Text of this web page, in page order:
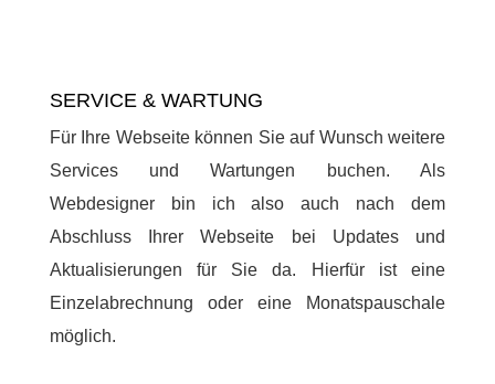
SERVICE & WARTUNG
Für Ihre Webseite können Sie auf Wunsch weitere
Services und Wartungen buchen. Als
Webdesigner bin ich also auch nach dem
Abschluss Ihrer Webseite bei Updates und
Aktualisierungen für Sie da. Hierfür ist eine
Einzelabrechnung oder eine Monatspauschale
möglich.